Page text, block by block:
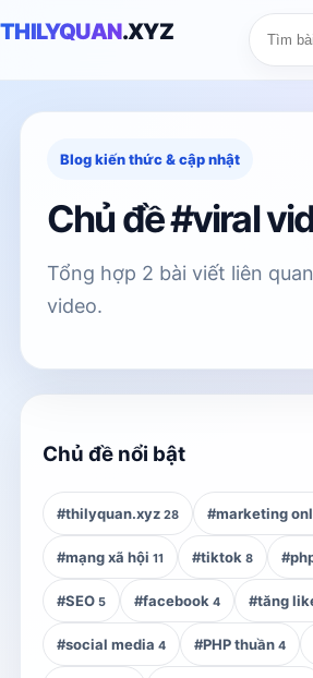
THILYQUAN.XYZ
Blog kiến thức & cập nhật
Chủ đề #viral
Tổng hợp 2 bài viết liên
video.
Chủ đề nổi bật
#thilyquan.xyz 28 #marketing
#mạng xã hội 11 #tiktok 8
#SEO 5 #facebook 4 #tăng
#social media 4 #PHP thuần 4